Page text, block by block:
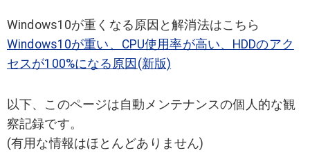
Windows10が重くなる原因と解消法はこちら
Windows10が重い、CPU使用率が高い、HDDのアク
セスが100%になる原因(新版)
以下、このページは自動メンテナンスの個人的な観
察記録です。
(有用な情報はほとんどありません)